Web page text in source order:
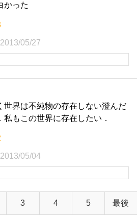
かった
2013/05/27
世界は不純物の存在しない澄んだ
私もこの世界に存在したい．
2013/05/04
3 4 5 最後